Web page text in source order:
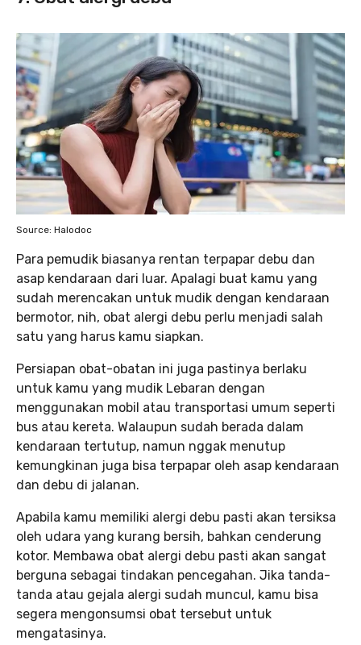
Source: Halodoc
Para pemudik biasanya rentan terpapar debu dan
asap kendaraan dari luar. Apalagi buat kamu yang
sudah merencakan untuk mudik dengan kendaraan
bermotor, nih, obat alergi debu perlu menjadi salah
satu yang harus kamu siapkan.
Persiapan obat-obatan ini juga pastinya berlaku
untuk kamu yang mudik Lebaran dengan
menggunakan mobil atau transportasi umum seperti
bus atau kereta. Walaupun sudah berada dalam
kendaraan tertutup, namun nggak menutup
kemungkinan juga bisa terpapar oleh asap kendaraan
dan debu di jalanan.
Apabila kamu memiliki alergi debu pasti akan tersiksa
oleh udara yang kurang bersih, bahkan cenderung
kotor. Membawa obat alergi debu pasti akan sangat
berguna sebagai tindakan pencegahan. Jika tanda-
tanda atau gejala alergi sudah muncul, kamu bisa
segera mengonsumsi obat tersebut untuk
mengatasinya.